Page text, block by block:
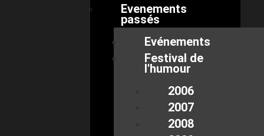
Evenements
passés
Evénements
Festival de
l'humour
2006
2007
2008